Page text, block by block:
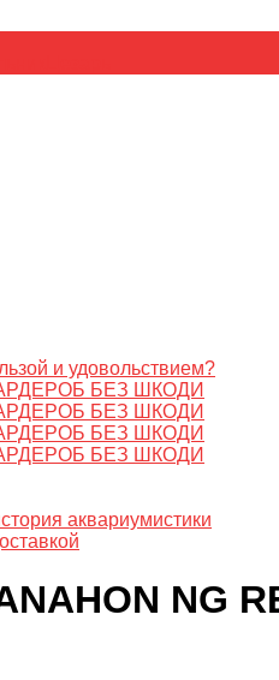
и удовольствием?
БЕЗ ШКОДИ
БЕЗ ШКОДИ
БЕЗ ШКОДИ
БЕЗ ШКОДИ
аквариумистики
NG